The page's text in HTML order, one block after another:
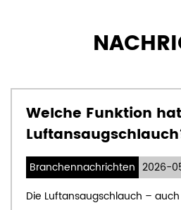
Welche Funktion
Branchennachrichten 2026-
Die Luftansaugschlauch –